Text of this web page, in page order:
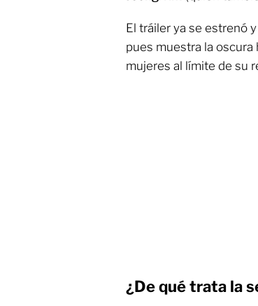
El tráiler ya se estrenó
pues muestra la
mujeres al límite de su
¿De qué trata la